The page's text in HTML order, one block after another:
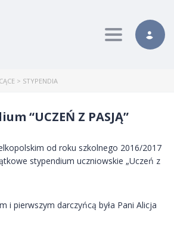
Toggle
> STYPENDIA
“UCZEŃ Z PASJĄ”
od roku szkolnego 2016/2017
stypendium uczniowskie „Uczeń z
i pierwszym darczyńcą była Pani Alicja